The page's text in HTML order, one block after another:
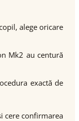
alege oricare
Mk2 au centură
exactă de
cere confirmarea